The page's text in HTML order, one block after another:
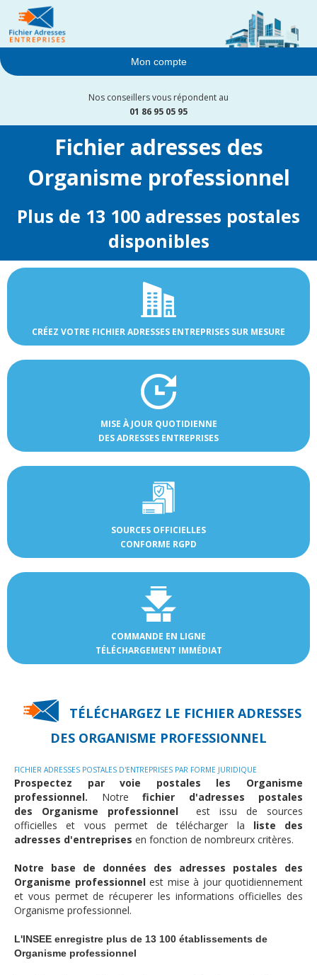
Mon compte
Nos conseillers vous répondent au
01 86 95 05 95
Fichier adresses des
Organisme professionnel
Plus de 13 100 adresses postales
disponibles
CRÉEZ VOTRE FICHIER ADRESSES ENTREPRISES SUR MESURE
MISE À JOUR QUOTIDIENNE
DES ADRESSES ENTREPRISES
SOURCES OFFICIELLES
CONFORME RGPD
COMMANDE EN LIGNE
TÉLÉCHARGEMENT IMMÉDIAT
TÉLÉCHARGEZ LE FICHIER ADRESSES
DES ORGANISME PROFESSIONNEL
FICHIER ADRESSES POSTALES D'ENTREPRISES PAR FORME JURIDIQUE
Prospectez par voie postales les Organisme
professionnel. Notre fichier d'adresses postales
des Organisme professionnel
est issu de sources
officielles et vous permet de télécharger la liste des
adresses d'entreprises en fonction de nombreurx critères.
Notre base de données des adresses postales des
Organisme professionnelest mise à jour quotidiennement
et vous permet de récuperer les informations officielles des
Organisme professionnel.
L'INSEE enregistre plus de 13 100 établissements de
Organisme professionnel